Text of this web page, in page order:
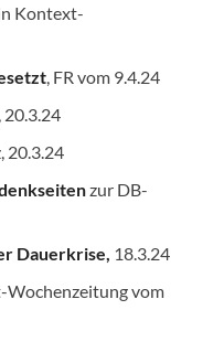
Kontext-
, FR vom 9.4.24
20.3.24
20.3.24
zur DB-
Dauerkrise, 18.3.24
Wochenzeitung vom